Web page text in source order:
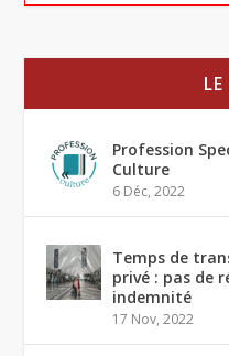
Profession
Culture
6 Déc, 2022
Temps de
privé : pas de
indemnité
17 Nov, 2022